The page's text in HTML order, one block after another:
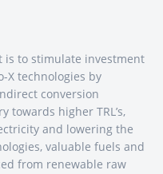
is to stimulate investment
X technologies by
conversion
towards higher TRL’s,
and lowering the
valuable fuels and
from renewable raw